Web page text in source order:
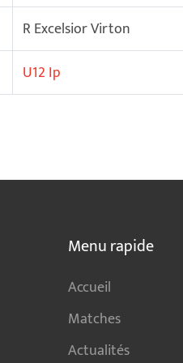
R Excelsior Virton
U12 Ip
Menu rapide
Accueil
Matches
Actualités